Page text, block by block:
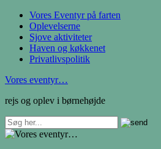
Vores Eventyr på farten
Oplevelserne
Sjove aktiviteter
Haven og køkkenet
Privatlivspolitik
Vores eventyr…
rejs og oplev i børnehøjde